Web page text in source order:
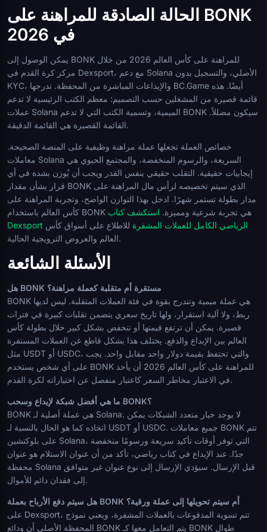
الحالة الصادقة للمراهنة على BONK
في 2026
يمكن الوصول إلى BONK للمراهنة على كأس العالم 2026 من خلال
مركز كرة القدم في Dexsport، مع دعم Solana الأصلي، والتسجيل بدون
KYC، والإيداعات المباشرة من المحفظة. تدرجها BC.Game أيضًا. هذه
قائمة قصيرة من المشغلين حسب التصميم: معظم الكتب الرئيسية لا تدعم
عملات Solana الميمية، وتسمية الكتب التي لا تدعم BONK سيكون مضللاً.
القائمة القصيرة هي القائمة الدقيقة.
خصائص العملة تجعلها عملة مراهنة وظيفية على المنصة الصحيحة.
معاملات Solana السريعة، والرسوم المنخفضة، والمجتمع الحيوي هي
إيجابيات حقيقية. التقلب حقيقي بنفس القدر ويجب أن يُوزن بشدة في أي
قرار بشأن مقدار BONK الذي سيتم تخصيصه لرأس مال المراهنة على
مدار بطولة تستمر شهرًا. ادخل بهذا التوازن الواضح، وتجربة المراهنة على
كأس العالم باستخدام BONK هي تجربة شرعية ومميزة. استكشف كتاب
Dexsport الرياضي الكامل للعملات المشفرة للاطلاع على أسواق كأس
العالم والعروض الترويجية الحالية.
الأسئلة الشائعة
هل BONK مستقرة أم متقلبة كعملة مراهنة؟
BONK هي عملة ميمية وتندرج بقوة في فئة العملات المتقلبة. ليس لديها
ربط، ولا آلية استقرار، ولها تاريخ سعري يتضمن تقلبات كبيرة في فترات
قصيرة. يمكن أن ترتفع قيمتها أو تنخفض بشكل كبير خلال بطولة كأس
العالم بين الإيداع والدفع. يختلف هذا بشكل قاطع عن العملات المستقرة
مثل USDT أو USDC، والتي تحتفظ بقيمة دولار واحد مقابل واحد. يجب
على أي شخص يستخدم BONK للمراهنة على كأس العالم 2026 أن يأخذ
في الاعتبار مخاطر السعر كاعتبار منفصل عن اختياراته لكرة القدم.
ما هي أفضل شبكة لإيداع وسحب BONK؟
BONK هي عملة أصلية لـ Solana. لا يوجد خيار متعدد الشبكات يمكن
اتخاذه كما هو الحال بالنسبة لـ USDT أو USDC. جميع معاملات BONK تتم
على بلوكتشين Solana، التي توفر أوقات تأكيد سريعة ورسومًا منخفضة
جدًا. عند الإيداع في كتاب رياضي، تأكد من أن عنوان الاستلام هو عنوان
محفظة Solana قبل الإرسال. سيؤدي الإرسال إلى نوع عنوان غير متوافق
إلى فقدان دائم للأموال.
هل سيتم دفع الأرباح بعملة BONK أم سيتم تحويلها إلى عملة ورقية؟
على Dexsport، تتم تسوية المدفوعات بالعملات المشفرة، ويعني نموذج
المحفظة الأصلي أن ودائع BONK يتم التعامل معها كـ BONK طوال